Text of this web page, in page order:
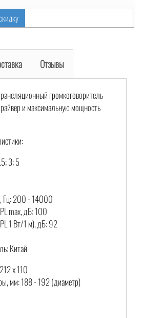
Отзывы
громкоговоритель
и максимальную мощность
3; 5
Гц: 200 - 14000
max, дБ: 100
1 Вт/1 м), дБ: 92
Китай
х 110
мм: 188 - 192 (диаметр)